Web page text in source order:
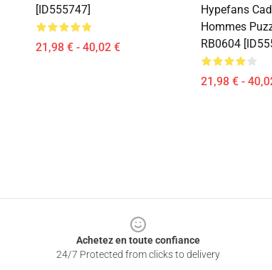
[ID555747]
21,98 € - 40,02 €
Hypefans
Hommes
RB0604
21,98 € -
Achetez en toute confiance
24/7 Protected from clicks to delivery